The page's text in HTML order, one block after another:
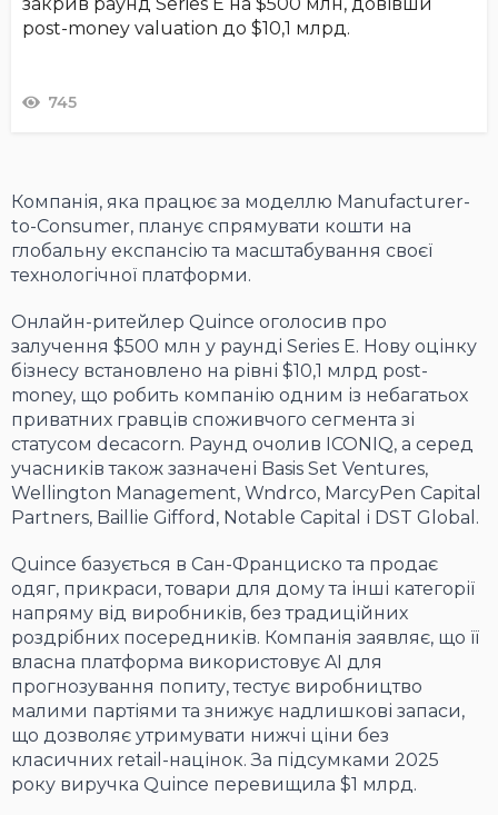
post-money valuation до $10,1 млрд.
745
Компанія, яка працює за моделлю Manufacturer-
to-Consumer, планує спрямувати кошти на
глобальну експансію та масштабування своєї
технологічної платформи.
Онлайн-ритейлер Quince оголосив про
залучення $500 млн у раунді Series E. Нову оцінку
бізнесу встановлено на рівні $10,1 млрд post-
money, що робить компанію одним із небагатьох
приватних гравців споживчого сегмента зі
статусом decacorn. Раунд очолив ICONIQ, а серед
учасників також зазначені Basis Set Ventures,
Wellington Management, Wndrco, MarcyPen Capital
Partners, Baillie Gifford, Notable Capital і DST Global.
Quince базується в Сан-Франциско та продає
одяг, прикраси, товари для дому та інші категорії
напряму від виробників, без традиційних
роздрібних посередників. Компанія заявляє, що її
власна платформа використовує AI для
прогнозування попиту, тестує виробництво
малими партіями та знижує надлишкові запаси,
що дозволяє утримувати нижчі ціни без
класичних retail-націнок. За підсумками 2025
року виручка Quince перевищила $1 млрд.